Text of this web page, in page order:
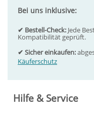
Hilfe & Service
Bei uns inklusive:
✔ Bestell-Check: Jede
Kompatibilität geprüft.
✔ Sicher einkaufen:
Käuferschutz